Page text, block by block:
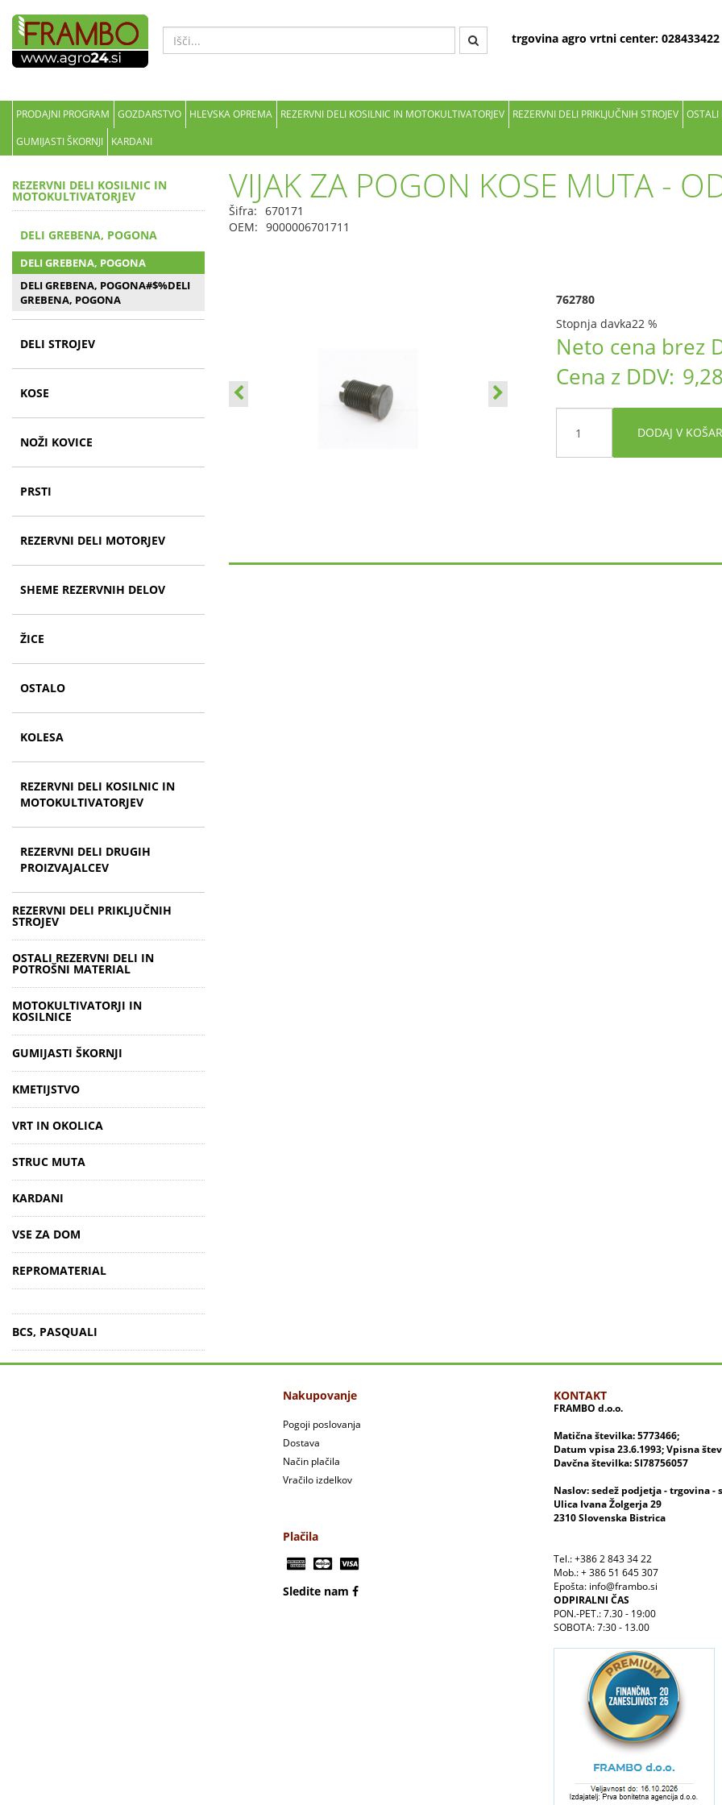
trgovina agro vrtni center: 028433422
PRODAJNI PROGRAM GOZDARSTVO HLEVSKA OPREMA REZERVNI DELI KOSILNIC IN MOTOKULTIVATORJEV REZERVNI DELI PRIKLJUČNIH STROJEV OSTALI
GUMIJASTI ŠKORNJI
KARDANI
REZERVNI DELI KOSILNIC IN
MOTOKULTIVATORJEV
DELI GREBENA, POGONA
DELI GREBENA, POGONA
DELI GREBENA, POGONA#$%DELI
GREBENA, POGONA
DELI STROJEV
KOSE
NOŽI KOVICE
PRSTI
REZERVNI DELI MOTORJEV
SHEME REZERVNIH DELOV
ŽICE
OSTALO
KOLESA
REZERVNI DELI KOSILNIC IN
MOTOKULTIVATORJEV
REZERVNI DELI DRUGIH
PROIZVAJALCEV
REZERVNI DELI PRIKLJUČNIH
STROJEV
OSTALI REZERVNI DELI IN
POTROŠNI MATERIAL
MOTOKULTIVATORJI IN
KOSILNICE
GUMIJASTI ŠKORNJI
KMETIJSTVO
VRT IN OKOLICA
STRUC MUTA
KARDANI
VSE ZA DOM
REPROMATERIAL
BCS, PASQUALI
VIJAK ZA POGON KOSE MUTA -
Šifra: 670171
OEM: 9000006701711
762780
Stopnja davka22 %
Neto cena brez
Cena z DDV:
DODAJ V
Nakupovanje
Pogoji poslovanja
Dostava
Način plačila
Vračilo izdelkov
Plačila
Sledite nam
KONTAKT
FRAMBO d.o.o.
Matična številka: 5773466;
Datum vpisa 23.6.1993; Vpisna
Davčna številka: SI78756057
Naslov: sedež podjetja - trgovina -
Ulica Ivana Žolgerja 29
2310 Slovenska Bistrica
Tel.: +386 2 843 34 22
Mob.: + 386 51 645 307
Epošta: info@frambo.si
ODPIRALNI ČAS
PON.-PET.: 7.30 - 19:00
SOBOTA: 7:30 - 13.00